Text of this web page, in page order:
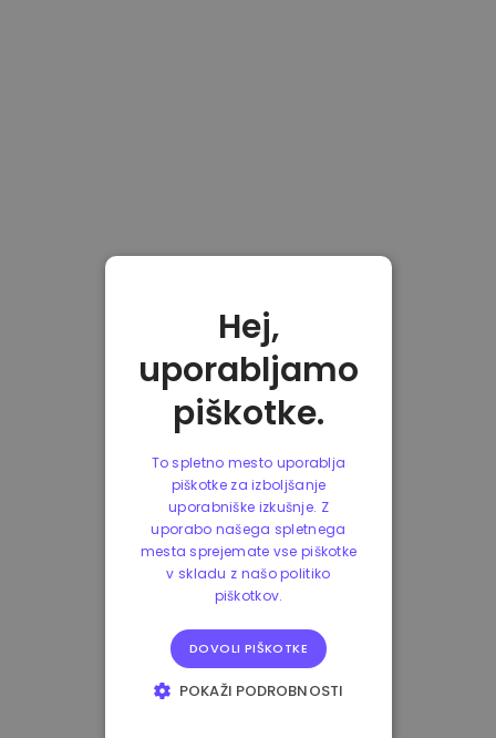
Hej,
uporabljamo
piškotke.
To spletno mesto uporablja
piškotke za izboljšanje
uporabniške izkušnje. Z
uporabo našega spletnega
mesta sprejemate vse piškotke
v skladu z našo politiko
piškotkov.
DOVOLI PIŠKOTKE
POKAŽI PODROBNOSTI